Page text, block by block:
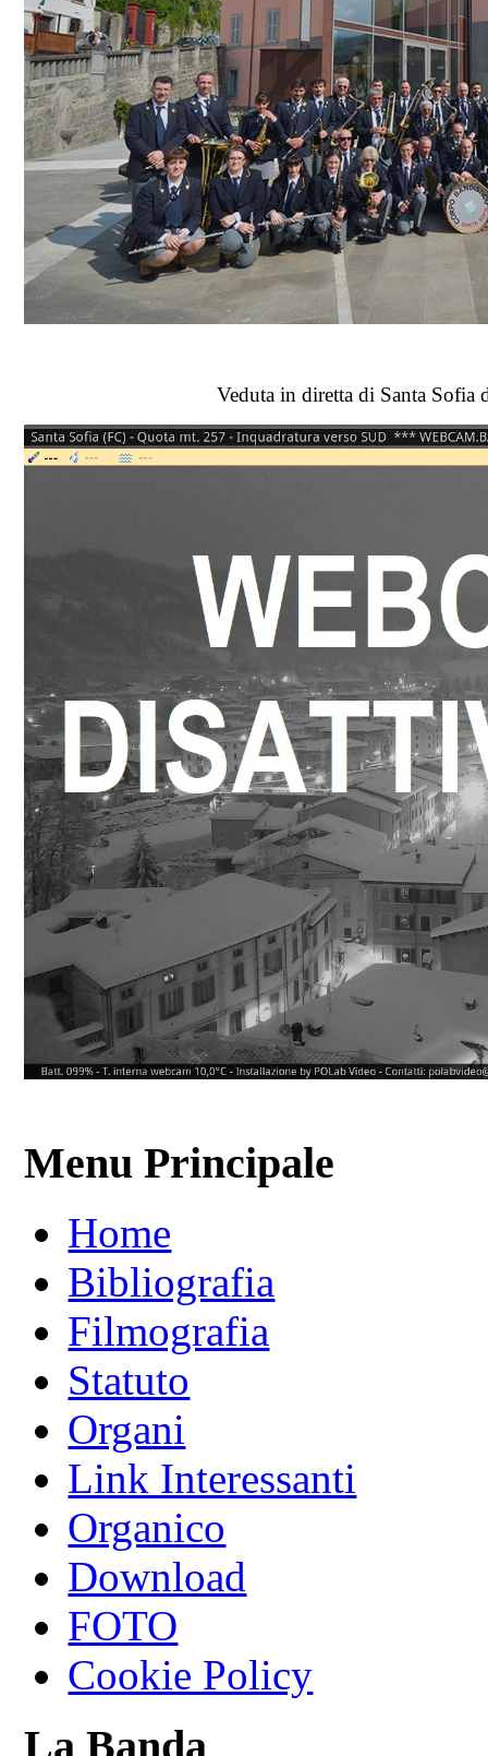
Veduta in diretta di Santa
Menu Principale
Home
Bibliografia
Filmografia
Statuto
Organi
Link Interessanti
Organico
Download
FOTO
Cookie Policy
La Banda